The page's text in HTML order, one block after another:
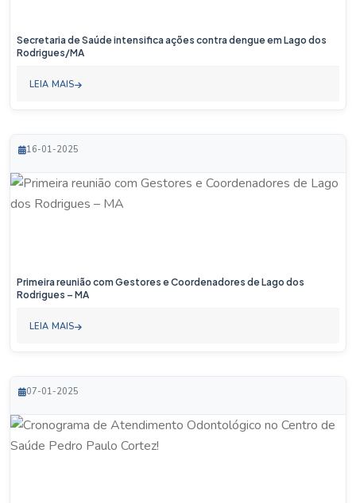
Secretaria de Saúde intensifica ações contra dengue em Lago dos
Rodrigues/MA
LEIA MAIS
16-01-2025
Primeira reunião com Gestores e Coordenadores de Lago dos
Rodrigues – MA
LEIA MAIS
07-01-2025